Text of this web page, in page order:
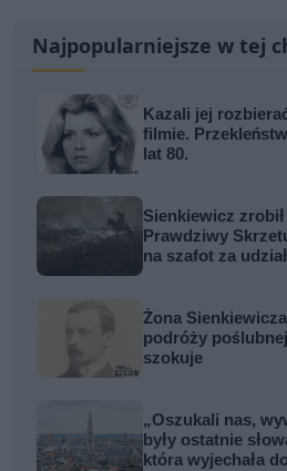
Najpopularniejsze w tej
Kazali jej
filmie.
lat 80.
Sienkiewicz
Prawdziwy
na szafot za
Żona
podróży
szokuje
„Oszukali nas,
były ostatnie
która wyjechała